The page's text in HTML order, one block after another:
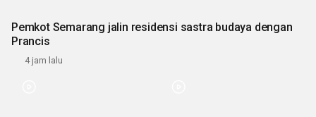
Pemkot Semarang jalin residensi sastra budaya dengan
Prancis
4 jam lalu